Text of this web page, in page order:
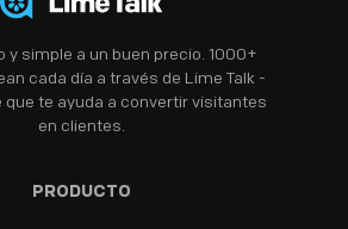
y simple a un buen precio. 1000+
cada día a través de Lime Talk -
que te ayuda a convertir visitantes
en clientes.
PRODUCTO